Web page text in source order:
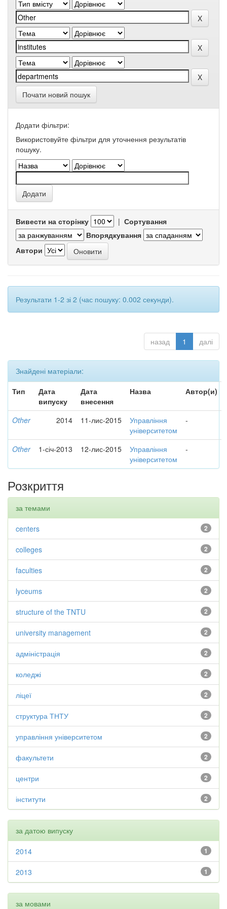
Почати новий пошук
Додати фільтри:
Використовуйте фільтри для уточнення результатів
пошуку.
Вивести на сторінку | Сортування
Впорядкування
Автори
Результати 1-2 зі 2 (час пошуку: 0.002 секунди).
назад 1 далі
Знайдені матеріали:
Тип
Дата
випуску
Дата
внесення
Назва Автор(и)
Other 2014 11-лис-2015
Управління
університетом
-
Other 1-січ-2013 12-лис-2015
Управління
університетом
-
Розкриття
за темами
2
centers
2
colleges
2
faculties
2
lyceums
2
structure of the TNTU
2
university management
2
адміністрація
2
коледжі
2
ліцеї
2
структура ТНТУ
2
управління університетом
2
факультети
2
центри
2
інститути
за датою випуску
1
2014
1
2013
за мовами